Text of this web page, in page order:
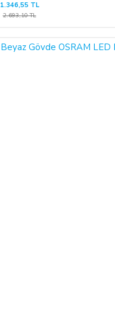
1.346,55 TL
2.693,10 TL